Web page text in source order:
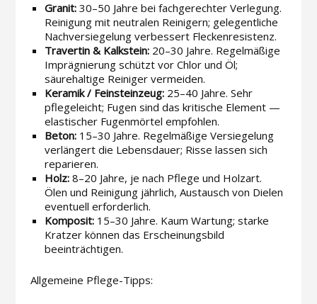
Granit:30–50 Jahre bei fachgerechter Verlegung.
Reinigung mit neutralen Reinigern; gelegentliche
Nachversiegelung verbessert Fleckenresistenz.
Travertin & Kalkstein:20–30 Jahre. Regelmäßige
Imprägnierung schützt vor Chlor und Öl;
säurehaltige Reiniger vermeiden.
Keramik / Feinsteinzeug:25–40 Jahre. Sehr
pflegeleicht; Fugen sind das kritische Element —
elastischer Fugenmörtel empfohlen.
Beton:15–30 Jahre. Regelmäßige Versiegelung
verlängert die Lebensdauer; Risse lassen sich
reparieren.
Holz:8–20 Jahre, je nach Pflege und Holzart.
Ölen und Reinigung jährlich, Austausch von Dielen
eventuell erforderlich.
Komposit:15–30 Jahre. Kaum Wartung; starke
Kratzer können das Erscheinungsbild
beeinträchtigen.
Allgemeine Pflege-Tipps: